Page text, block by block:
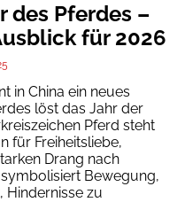
des Pferdes –
für 2026
in China ein neues
löst das Jahr der
Pferd steht
für Freiheitsliebe,
Drang nach
Bewegung,
Hindernisse zu